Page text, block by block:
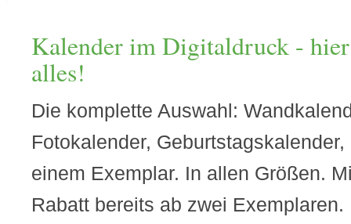
Kalender im Digitaldruck -
alles!
Die komplette Auswahl:
Fotokalender,
einem Exemplar. In allen Größen.
Rabatt bereits ab zwei Exemplaren.